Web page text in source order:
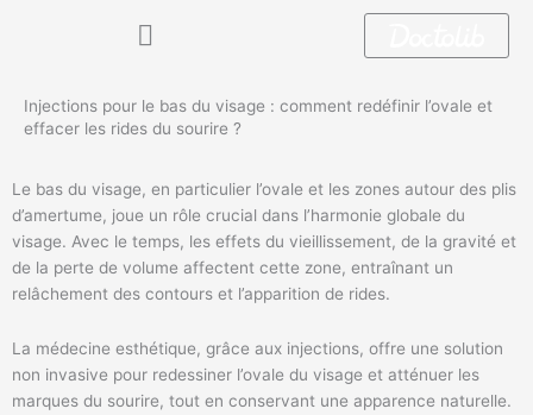
Injections pour le bas du visage : comment redéfinir l’ovale et
effacer les rides du sourire ?
Le bas du visage, en particulier l’ovale et les zones autour des plis
d’amertume, joue un rôle crucial dans l’harmonie globale du
visage. Avec le temps, les effets du vieillissement, de la gravité et
de la perte de volume affectent cette zone, entraînant un
relâchement des contours et l’apparition de rides.
La médecine esthétique, grâce aux injections, offre une solution
non invasive pour redessiner l’ovale du visage et atténuer les
marques du sourire, tout en conservant une apparence naturelle.